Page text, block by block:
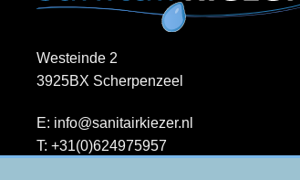
Westeinde 2
3925BX Scherpenzeel
E: info@sanitairkiezer.nl
T: +31(0)624975957